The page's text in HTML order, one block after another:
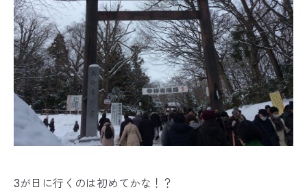
3が日に行くのは初めてかな！？